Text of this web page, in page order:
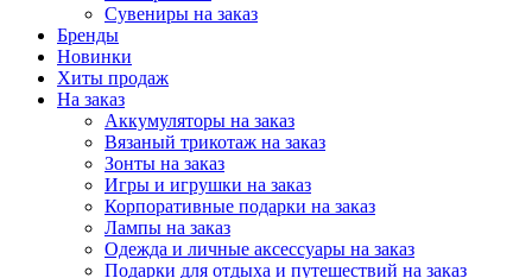
Сувениры на заказ
Бренды
Новинки
Хиты продаж
На заказ
Аккумуляторы на заказ
Вязаный трикотаж на заказ
Зонты на заказ
Игры и игрушки на заказ
Корпоративные подарки на заказ
Лампы на заказ
Одежда и личные аксессуары на заказ
Подарки для отдыха и путешествий на заказ